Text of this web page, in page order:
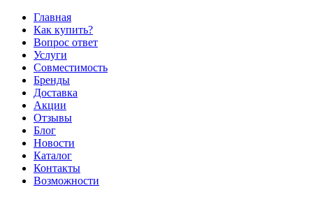
Главная
Как купить?
Вопрос ответ
Услуги
Совместимость
Бренды
Доставка
Акции
Отзывы
Блог
Новости
Каталог
Контакты
Возможности